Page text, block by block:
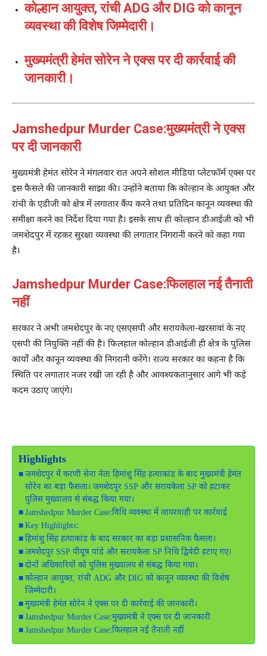
कोल्हान आयुक्त, रांची ADG और DIG को कानून
व्यवस्था की विशेष जिम्मेदारी।
मुख्यमंत्री हेमंत सोरेन ने एक्स पर दी कार्रवाई की
जानकारी।
Jamshedpur Murder Case:मुख्यमंत्री ने एक्स
पर दी जानकारी
मुख्यमंत्री हेमंत सोरेन ने मंगलवार रात अपने सोशल मीडिया प्लेटफॉर्म एक्स पर
इस फैसले की जानकारी साझा की। उन्होंने बताया कि कोल्हान के आयुक्त और
रांची के एडीजी को क्षेत्र में लगातार कैंप करने तथा प्रतिदिन कानून व्यवस्था की
समीक्षा करने का निर्देश दिया गया है। इसके साथ ही कोल्हान डीआईजी को भी
जमशेदपुर में रहकर सुरक्षा व्यवस्था की लगातार निगरानी करने को कहा गया
है।
Jamshedpur Murder Case:फिलहाल नई तैनाती
नहीं
सरकार ने अभी जमशेदपुर के नए एसएसपी और सरायकेला-खरसावां के नए
एसपी की नियुक्ति नहीं की है। फिलहाल कोल्हान डीआईजी ही क्षेत्र के पुलिस
कार्यों और कानून व्यवस्था की निगरानी करेंगे। राज्य सरकार का कहना है कि
स्थिति पर लगातार नजर रखी जा रही है और आवश्यकतानुसार आगे भी कड़े
कदम उठाए जाएंगे।
Highlights
जमशेदपुर में करणी सेना नेता हिमांशु सिंह हत्याकांड के बाद मुख्यमंत्री हेमंत
सोरेन का बड़ा फैसला। जमशेदपुर SSP और सरायकेला SP को हटाकर
पुलिस मुख्यालय से संबद्ध किया गया।
Jamshedpur Murder Case:विधि व्यवस्था में लापरवाही पर कार्रवाई
Key Highlights:
हिमांशु सिंह हत्याकांड के बाद सरकार का बड़ा प्रशासनिक फैसला।
जमशेदपुर SSP पीयूष पांडे और सरायकेला SP निधि द्विवेदी हटाए गए।
दोनों अधिकारियों को पुलिस मुख्यालय से संबद्ध किया गया।
कोल्हान आयुक्त, रांची ADG और DIG को कानून व्यवस्था की विशेष
जिम्मेदारी।
मुख्यमंत्री हेमंत सोरेन ने एक्स पर दी कार्रवाई की जानकारी।
Jamshedpur Murder Case:मुख्यमंत्री ने एक्स पर दी जानकारी
Jamshedpur Murder Case:फिलहाल नई तैनाती नहीं